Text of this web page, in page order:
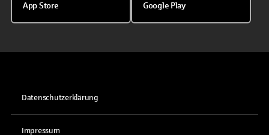
App Store Google Play
Datenschutzerklärung
Impressum